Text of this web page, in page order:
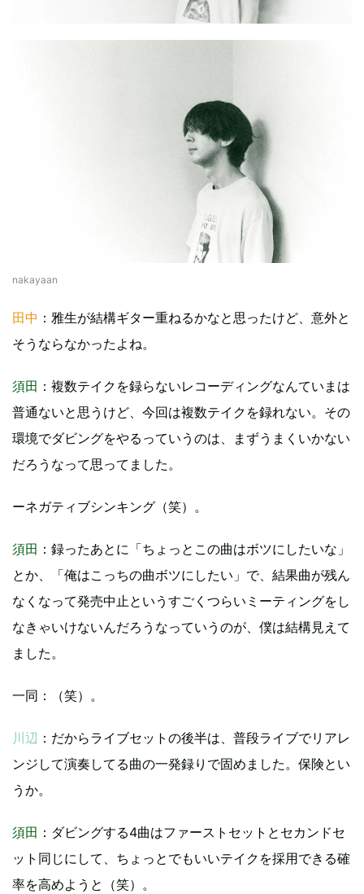
nakayaan
田中 ：雅生が結構ギター重ねるかなと思ったけど、意外と
そうならなかったよね。
須田 ：複数テイクを録らないレコーディングなんていまは
普通ないと思うけど、今回は複数テイクを録れない。その
環境でダビングをやるっていうのは、まずうまくいかない
だろうなって思ってました。
ーネガティブシンキング（笑）。
須田 ：録ったあとに「ちょっとこの曲はボツにしたいな」
とか、「俺はこっちの曲ボツにしたい」で、結果曲が残ん
なくなって発売中止というすごくつらいミーティングをし
なきゃいけないんだろうなっていうのが、僕は結構見えて
ました。
一同：（笑）。
川辺 ：だからライブセットの後半は、普段ライブでリアレ
ンジして演奏してる曲の一発録りで固めました。保険とい
うか。
須田 ：ダビングする4曲はファーストセットとセカンドセ
ット同じにして、ちょっとでもいいテイクを採用できる確
率を高めようと（笑）。